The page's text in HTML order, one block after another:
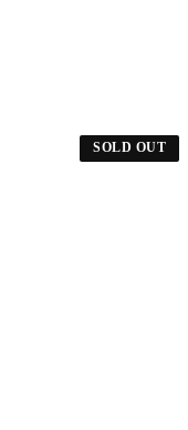
SOLD OUT